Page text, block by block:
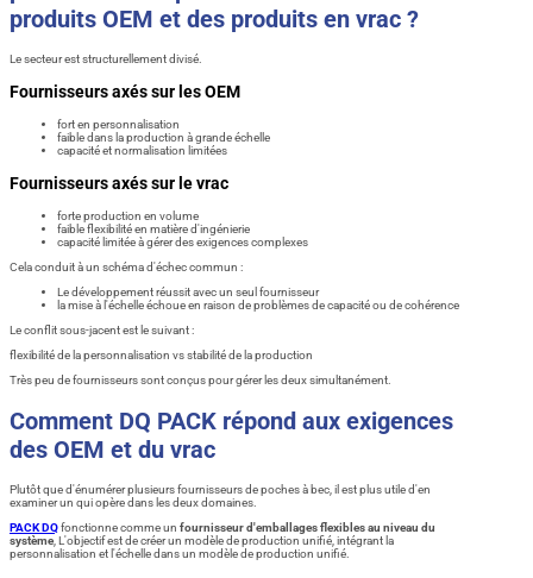
produits OEM et des produits en vrac ?
Le secteur est structurellement divisé.
Fournisseurs axés sur les OEM
fort en personnalisation
faible dans la production à grande échelle
capacité et normalisation limitées
Fournisseurs axés sur le vrac
forte production en volume
faible flexibilité en matière d'ingénierie
capacité limitée à gérer des exigences complexes
Cela conduit à un schéma d'échec commun :
Le développement réussit avec un seul fournisseur
la mise à l'échelle échoue en raison de problèmes de capacité ou de cohérence
Le conflit sous-jacent est le suivant :
flexibilité de la personnalisation vs stabilité de la production
Très peu de fournisseurs sont conçus pour gérer les deux simultanément.
Comment DQ PACK répond aux exigences
des OEM et du vrac
Plutôt que d'énumérer plusieurs fournisseurs de poches à bec, il est plus utile d'en
examiner un qui opère dans les deux domaines.
PACK DQfonctionne comme un fournisseur d'emballages flexibles au niveau du
système, L'objectif est de créer un modèle de production unifié, intégrant la
personnalisation et l'échelle dans un modèle de production unifié.